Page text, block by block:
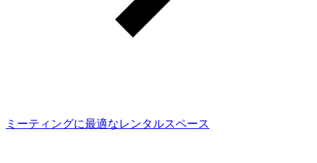
ミーティングに最適なレンタルスペース